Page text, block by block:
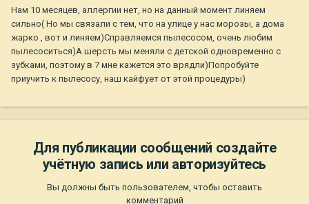
Нам 10 месяцев, аллергии нет, но на данный момент линяем
сильно( Но мы связали с тем, что на улице у нас морозы, а дома
жарко , вот и линяем)Справляемся пылесосом, очень любим
пылесоситься)А шерсть мы меняли с детской одновременно с
зубками, поэтому в 7 мне кажется это врядли)Попробуйте
приучить к пылесосу, наш кайфует от этой процедуры)
Для публикации сообщений создайте
учётную запись или авторизуйтесь
Вы должны быть пользователем, чтобы оставить
комментарий